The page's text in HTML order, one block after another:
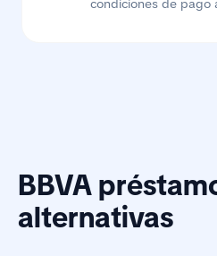
condiciones de pago
BBVA
alternativas